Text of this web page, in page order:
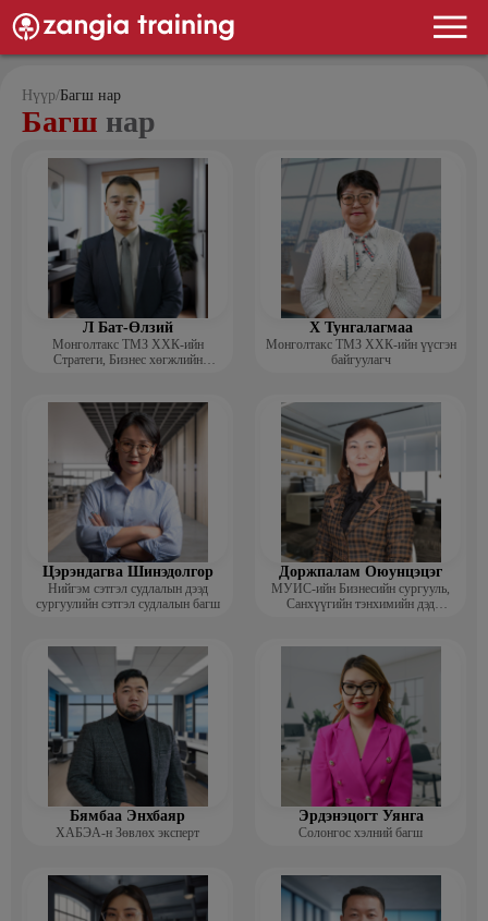
Нүүр/Багш нар
Багш нар
Л Бат-Өлзий
Монголтакс ТМЗ ХХК-ийн
Стратеги, Бизнес хөгжлийн
Х Тунгалагмаа
Монголтакс ТМЗ ХХК-ийн үүсгэн
байгуулагч
Цэрэндагва Шинэдолгор
Нийгэм сэтгэл судлалын дээд
сургуулийн сэтгэл судлалын багш
Доржпалам Оюунцэцэг
МУИС-ийн Бизнесийн сургууль,
Санхүүгийн тэнхимийн дэд
Бямбаа Энхбаяр
ХАБЭА-н Зөвлөх эксперт
Эрдэнэцогт Уянга
Солонгос хэлний багш